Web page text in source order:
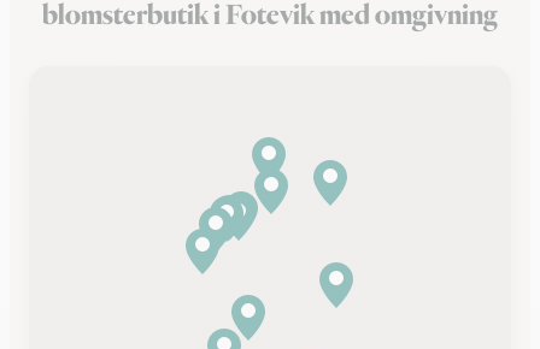
blomsterbutik i Fotevik med omgivning